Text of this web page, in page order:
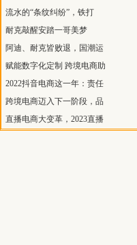
流水的“条纹纠纷”，铁打
耐克敲醒安踏一哥美梦
阿迪、耐克皆败退，国潮运
赋能数字化定制 跨境电商助
2022抖音电商这一年：责任
跨境电商迈入下一阶段，品
直播电商大变革，2023直播